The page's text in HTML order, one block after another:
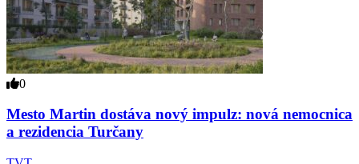
0
Mesto Martin dostáva nový impulz: nová nemocnica
a rezidencia Turčany